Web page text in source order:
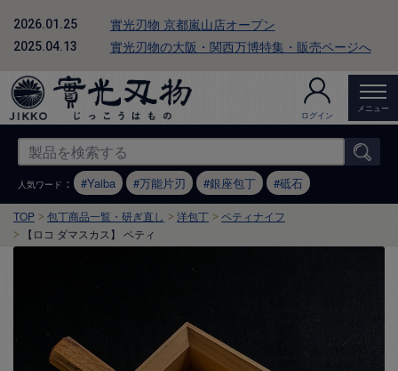
2026.01.25 實光刃物 京都嵐山店オープン
2025.04.13 實光刃物の大阪・関西万博特集・販売ページへ
ログイン
メニュー
人気ワード ： Yaiba 万能片刃 銀座包丁 砥石
TOP 包丁商品一覧・研ぎ直し 洋包丁
ペティナイフ
【ロコ ダマスカス】 ペティ